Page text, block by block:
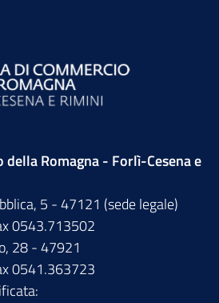
della Romagna - Forlì-Cesena e
5 - 47121 (sede legale)
0543.713502
28 - 47921
0541.363723